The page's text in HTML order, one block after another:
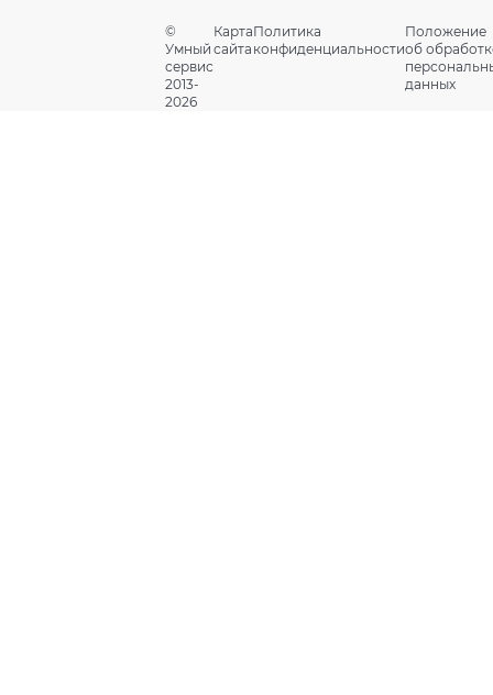
©
Умный
сервис
2013-
2026
Карта
сайта
Политика
конфиденциальности
Положение
об
данных